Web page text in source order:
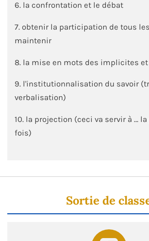
6. la confrontation et le débat
7. obtenir la participation de tous
maintenir
8. la mise en mots des implicites
9. l'institutionnalisation du savoir
verbalisation)
10. la projection (ceci va servir à …
fois)
Sortie de